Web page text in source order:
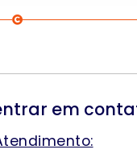
em